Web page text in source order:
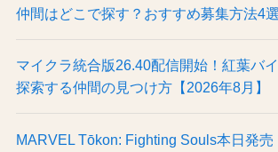
仲間はどこで探す？おすすめ募集方法4
マイクラ統合版26.40配信開始！紅葉バ
探索する仲間の見つけ方【2026年8月】
MARVEL Tōkon: Fighting Souls本日発売